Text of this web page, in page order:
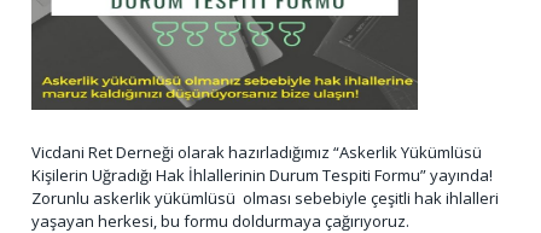
Vicdani Ret Derneği olarak hazırladığımız “Askerlik Yükümlüsü
Kişilerin Uğradığı Hak İhlallerinin Durum Tespiti Formu” yayında!
Zorunlu askerlik yükümlüsü olması sebebiyle çeşitli hak ihlalleri
yaşayan herkesi, bu formu doldurmaya çağırıyoruz.